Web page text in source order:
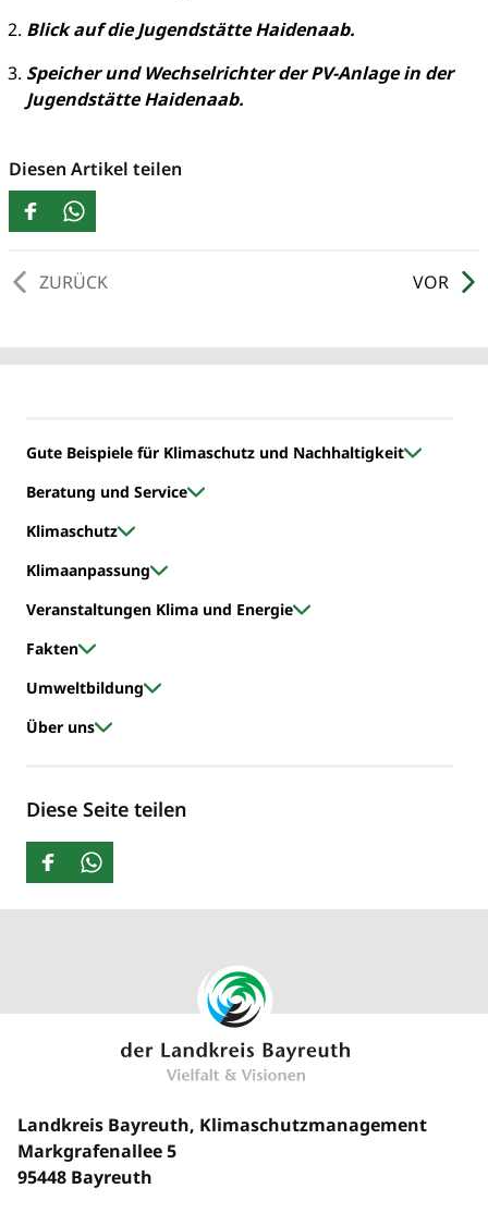
Blick auf die Jugendstätte Haidenaab.
Speicher und Wechselrichter der PV-Anlage in der
Jugendstätte Haidenaab.
Diesen Artikel teilen
VOR
ZURÜCK
Gute Beispiele für Klimaschutz und Nachhaltigkeit
Beratung und Service
Klimaschutz
Klimaanpassung
Veranstaltungen Klima und Energie
Fakten
Umweltbildung
Über uns
Diese Seite teilen
Landkreis Bayreuth, Klimaschutzmanagement
Markgrafenallee 5
95448 Bayreuth